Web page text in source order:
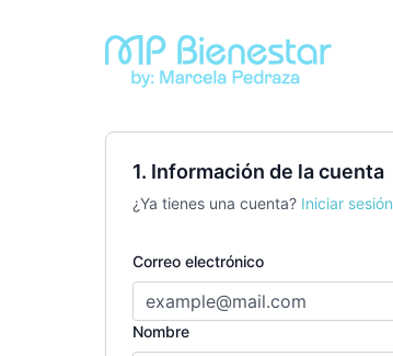
1. Información de la cuenta
¿Ya tienes una cuenta? Iniciar sesión
Correo electrónico
Nombre